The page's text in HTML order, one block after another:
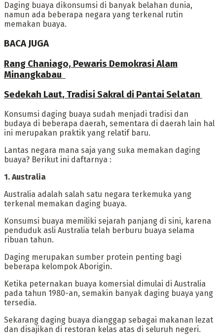
‎Daging buaya dikonsumsi di banyak belahan dunia,
namun ada beberapa negara yang terkenal rutin
memakan buaya.
BACA JUGA
Rang Chaniago, Pewaris Demokrasi Alam
Minangkabau ‎
Sedekah Laut, Tradisi Sakral di Pantai Selatan
‎Konsumsi daging buaya sudah menjadi tradisi dan
budaya di beberapa daerah, sementara di daerah lain hal
ini merupakan praktik yang relatif baru.
‎Lantas negara mana saja yang suka memakan daging
buaya? Berikut ini daftarnya :
‎1. Australia
‎Australia adalah salah satu negara terkemuka yang
terkenal memakan daging buaya.
Konsumsi buaya memiliki sejarah panjang di sini, karena
penduduk asli Australia telah berburu buaya selama
ribuan tahun.
‎Daging merupakan sumber protein penting bagi
beberapa kelompok Aborigin.
Ketika peternakan buaya komersial dimulai di Australia
pada tahun 1980-an, semakin banyak daging buaya yang
tersedia.
‎Sekarang daging buaya dianggap sebagai makanan lezat
dan disajikan di restoran kelas atas di seluruh negeri.